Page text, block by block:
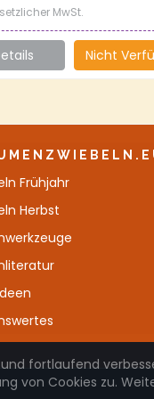
MwSt.
Nicht
Frühjahr
Herbst
fortlaufend
von Cookies zu.